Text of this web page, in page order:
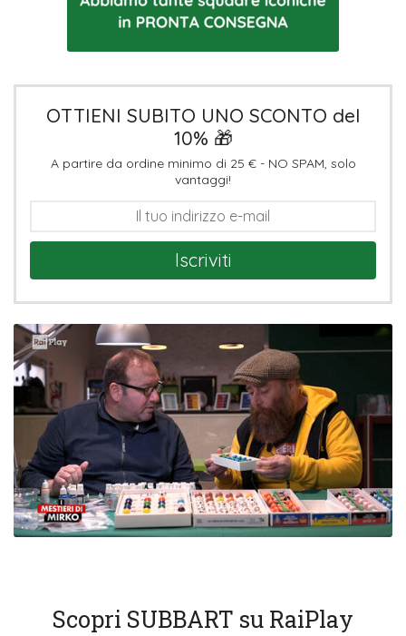
OTTIENI SUBITO UNO SCONTO del
10% 🎁
A partire da ordine minimo di 25 € - NO SPAM, solo
vantaggi!
Iscriviti
Scopri SUBBART su RaiPlay